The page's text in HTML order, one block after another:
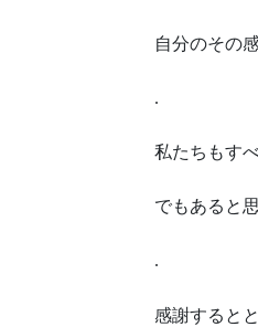
自分のその
.
私たちもす
でもあると
.
感謝すると